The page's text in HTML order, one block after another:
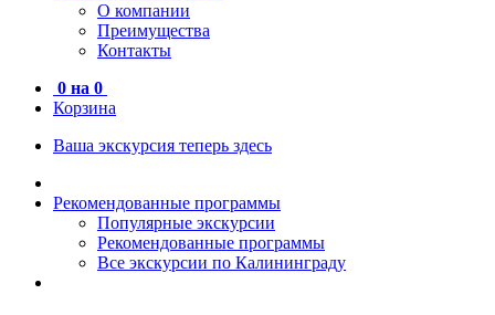
О компании
Преимущества
Контакты
0 на 0
Корзина
Ваша экскурсия теперь здесь
Рекомендованные программы
Популярные экскурсии
Рекомендованные программы
Все экскурсии по Калининграду